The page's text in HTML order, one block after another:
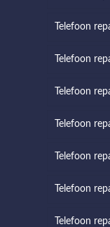
Telefoon
Telefoon
Telefoon
Telefoon
Telefoon
Telefoon
Telefoon